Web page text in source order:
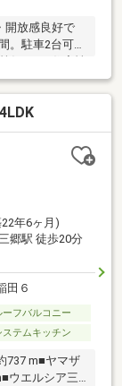
開放感良好で
。駐車2台可能
住まいです。
の開放感全室二
取得
年6ヶ月)
郷駅 徒歩20分
田６
ーフバルコニー
ステムキッチン
737 m■ヤマザ
ウエルシア三